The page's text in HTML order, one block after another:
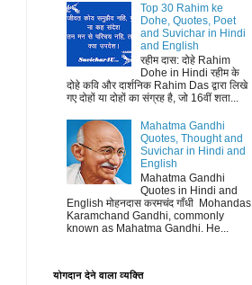
Top 30 Rahim ke
Dohe, Quotes, Poet
and Suvichar in Hindi
and English
रहीम दास: दोहे Rahim
Dohe in Hindi रहीम के
दोहे कवि और दार्शनिक Rahim Das द्वारा लिखे
गए दोहों या दोहों का संग्रह है, जो 16वीं शता...
Mahatma Gandhi
Quotes, Thought and
Suvichar in Hindi and
English
Mahatma Gandhi
Quotes in Hindi and
English मोहनदास करमचंद गाँधी Mohandas
Karamchand Gandhi, commonly
known as Mahatma Gandhi. He...
योगदान देने वाला व्यक्ति